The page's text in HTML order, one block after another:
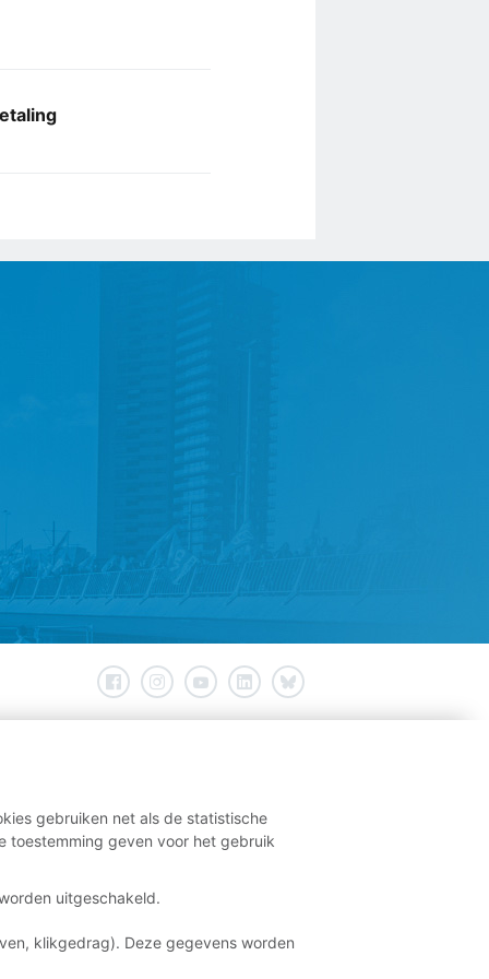
gebruiken net als de statistische
toestemming geven voor het gebruik
uitgeschakeld.
klikgedrag). Deze gegevens worden